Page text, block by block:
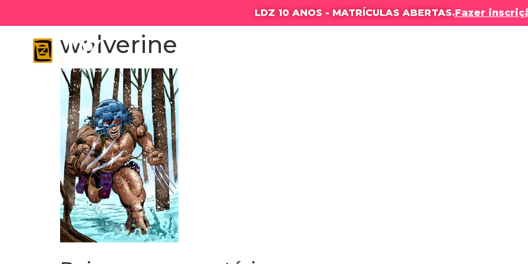
LDZ 10 ANOS - MATRÍCULAS ABERTAS.Fazer
wolverine